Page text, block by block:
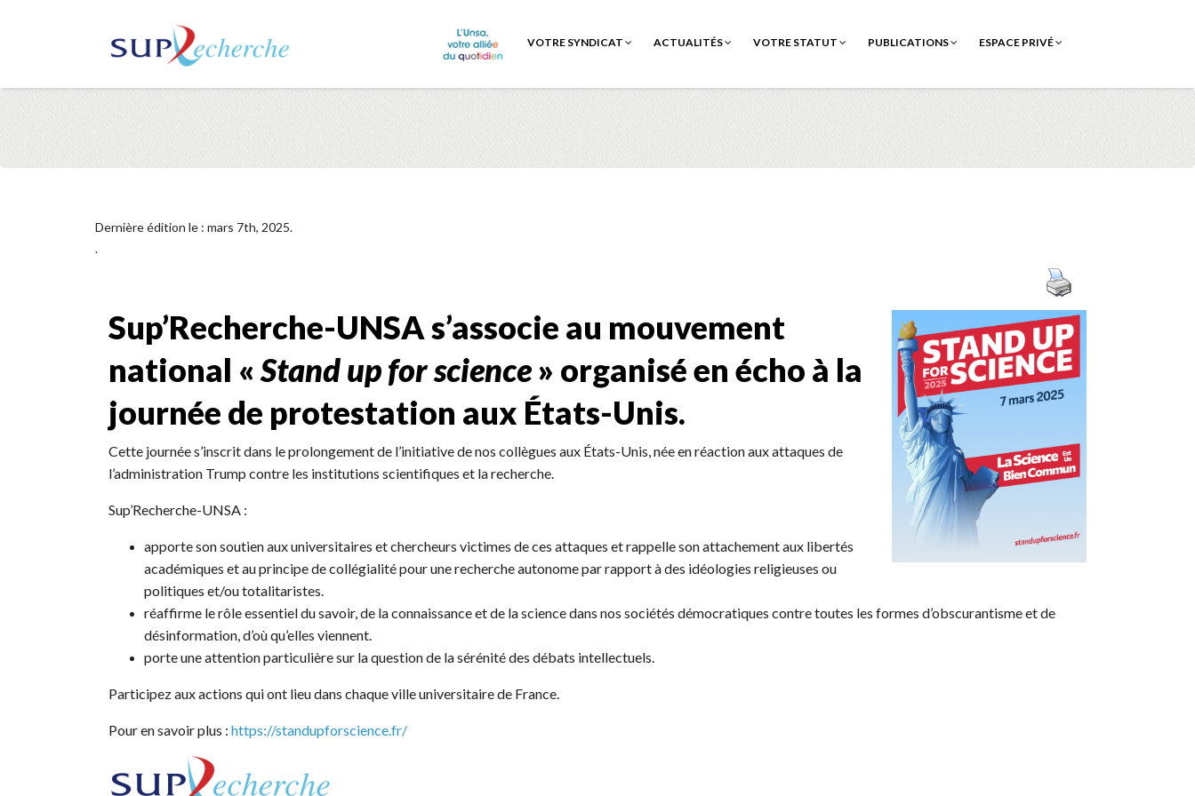
VOTRE SYNDICAT ACTUALITÉS VOTRE STATUT PUBLICATIONS ESPACE PRIVÉ
Dernière édition le : mars 7th, 2025.
.
Sup’Recherche-UNSAs’associe au mouvement
national «Stand up for science » organisé en écho à la
journée de protestation aux États-Unis.
Cette journée s’inscrit dans le prolongement de l’initiative de nos collègues aux États-Unis, née en réaction aux attaques de
l’administration Trump contre les institutions scientifiques et la recherche.
Sup’Recherche-UNSA :
apporte son soutien aux universitaires et chercheurs victimes de ces attaques et rappelle son attachement aux libertés
académiques et au principe de collégialité pour une recherche autonome par rapport à des idéologies religieuses ou
politiques et/ou totalitaristes.
réaffirme le rôle essentiel du savoir, de la connaissance et de la science dans nos sociétés démocratiques contre toutes les formes d’obscurantisme et de
désinformation, d’où qu’elles viennent.
porte une attention particulière sur la question de la sérénité des débats intellectuels.
Participez aux actions qui ont lieu dans chaque ville universitaire de France.
Pour en savoir plus : https://standupforscience.fr/